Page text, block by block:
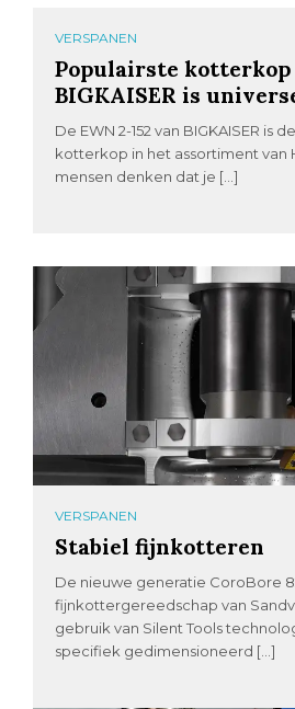
VERSPANEN
Populairste kotterkop
BIGKAISER is
De EWN 2-152 van BIGKAISER is
kotterkop in het assortiment van
mensen denken dat je […]
VERSPANEN
Stabiel fijnkotteren
De nieuwe generatie CoroBore
fijnkottergereedschap van
gebruik van Silent Tools
specifiek gedimensioneerd […]